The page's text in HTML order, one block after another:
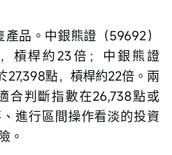
品。中銀熊證（59692）
槓桿約23倍；中銀熊證
27,398點，槓桿約22倍。兩
合判斷指數在26,738點或
進行區間操作看淡的投資
。